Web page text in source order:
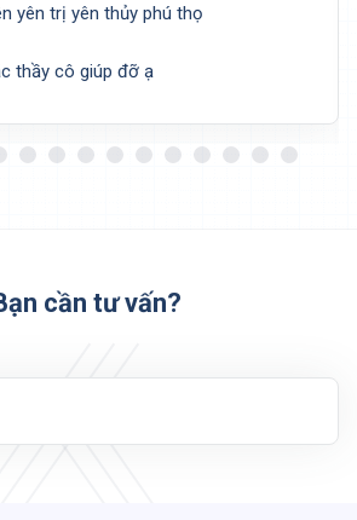
yên trị yên thủy phú thọ
thầy cô giúp đỡ ạ
cần tư vấn?